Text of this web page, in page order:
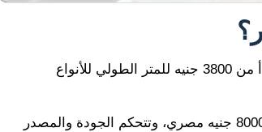
، والحقيقة أن السعر يبدأ من 3800 جنيه للمتر الطولي للأنواع
يتراوح في الأسواق المصرية حالياً بين 3500 إلى 8000 جنيه مصري، وتتحكم الجودة والمصدر